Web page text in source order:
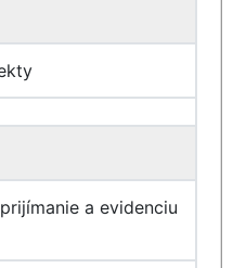
a evidenciu